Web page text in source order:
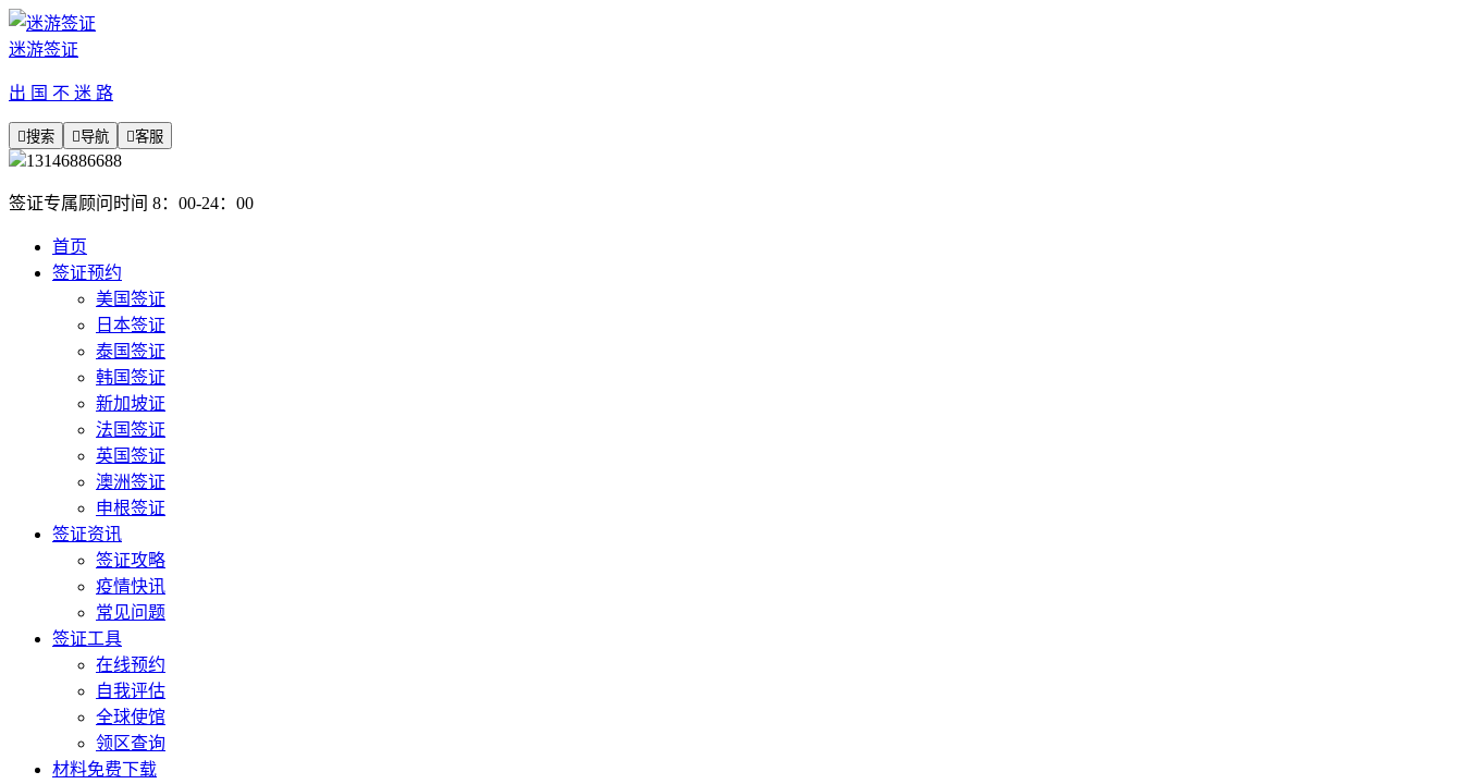
迷游签证
出 国 不 迷 路
搜索 导航 客服
13146886688
签证专属顾问时间 8：00-24：00
首页
签证预约
美国签证
日本签证
泰国签证
韩国签证
新加坡证
法国签证
英国签证
澳洲签证
申根签证
签证资讯
签证攻略
疫情快讯
常见问题
签证工具
在线预约
自我评估
全球使馆
领区查询
材料免费下载